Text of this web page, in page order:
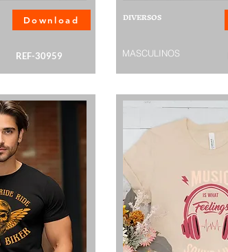
Download
REF-30959
DIVERSOS
MASCULINOS